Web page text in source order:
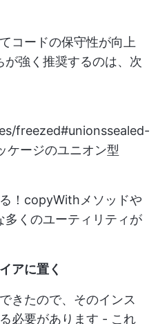
コードの保守性が向上
強く推奨するのは、次
freezed#unionssealed-
ケージのユニオン型
！copyWith メソッドや
くのユーティリティが
アに置く
きたので、そのインス
必要があります - これ